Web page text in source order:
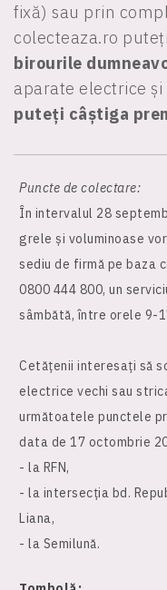
fixă) sau prin
colecteaza.ro
birourile
aparate electrice
puteți câștiga
Puncte de colectare:
În intervalul 28
grele și voluminoase
sediu de firmă pe baza
0800 444 800, un
sâmbătă, între orele 9-
Cetățenii interesați să
electrice vechi sau
următoatele punctele
data de 17 octombrie
- la RFN,
- la intersecția bd.
Liana,
- la Semilună.